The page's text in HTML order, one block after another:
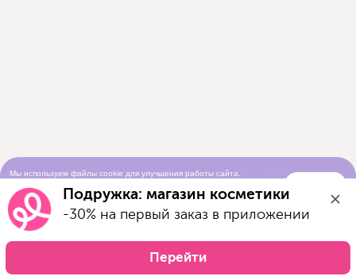
Мы используем файлы cookie для улучшения работы сайта.
использования cookie-файловПодружка: магазин косметики
-30% на первый заказ в приложении
Перейти